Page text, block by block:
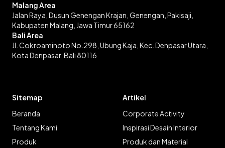
Malang Area
Jalan Raya, Dusun Genengan Krajan, Genengan, Pakisaji,
Kabupaten Malang, Jawa Timur 65162
Bali Area
Jl. Cokroaminoto No.298, Ubung Kaja, Kec. Denpasar Utara,
Kota Denpasar, Bali 80116
Sitemap
Beranda
Tentang Kami
Produk
Artikel
Corporate Activity
Inspirasi Desain Interior
Produk dan Material